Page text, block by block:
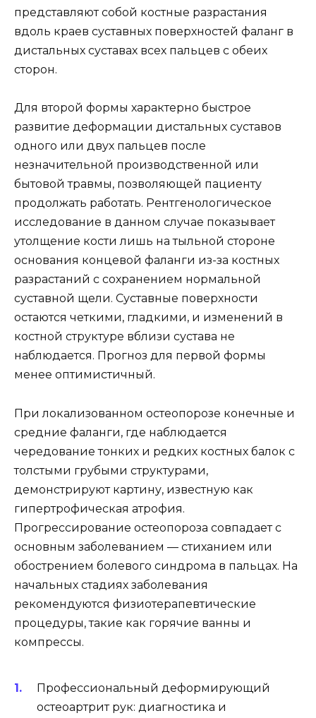
представляют собой костные разрастания
вдоль краев суставных поверхностей фаланг в
дистальных суставах всех пальцев с обеих
сторон.
Для второй формы характерно быстрое
развитие деформации дистальных суставов
одного или двух пальцев после
незначительной производственной или
бытовой травмы, позволяющей пациенту
продолжать работать. Рентгенологическое
исследование в данном случае показывает
утолщение кости лишь на тыльной стороне
основания концевой фаланги из-за костных
разрастаний с сохранением нормальной
суставной щели. Суставные поверхности
остаются четкими, гладкими, и изменений в
костной структуре вблизи сустава не
наблюдается. Прогноз для первой формы
менее оптимистичный.
При локализованном остеопорозе конечные и
средние фаланги, где наблюдается
чередование тонких и редких костных балок с
толстыми грубыми структурами,
демонстрируют картину, известную как
гипертрофическая атрофия.
Прогрессирование остеопороза совпадает с
основным заболеванием — стиханием или
обострением болевого синдрома в пальцах. На
начальных стадиях заболевания
рекомендуются физиотерапевтические
процедуры, такие как горячие ванны и
компрессы.
Профессиональный деформирующий
остеоартрит рук: диагностика и